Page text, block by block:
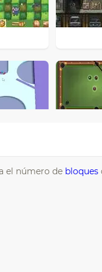
el número de bloques